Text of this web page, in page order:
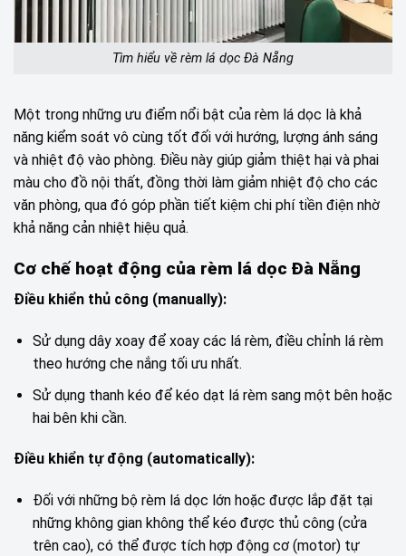
Tìm hiểu về rèm lá dọc Đà Nẵng
Một trong những ưu điểm nổi bật của rèm lá dọc là khả
năng kiểm soát vô cùng tốt đối với hướng, lượng ánh sáng
và nhiệt độ vào phòng. Điều này giúp giảm thiệt hại và phai
màu cho đồ nội thất, đồng thời làm giảm nhiệt độ cho các
văn phòng, qua đó góp phần tiết kiệm chi phí tiền điện nhờ
khả năng cản nhiệt hiệu quả.
Cơ chế hoạt động của rèm lá dọc Đà Nẵng
Điều khiển thủ công (manually):
Sử dụng dây xoay để xoay các lá rèm, điều chỉnh lá rèm
theo hướng che nắng tối ưu nhất.
Sử dụng thanh kéo để kéo dạt lá rèm sang một bên hoặc
hai bên khi cần.
Điều khiển tự động (automatically):
Đối với những bộ rèm lá dọc lớn hoặc được lắp đặt tại
những không gian không thể kéo được thủ công (cửa
trên cao), có thể được tích hợp động cơ (motor) tự